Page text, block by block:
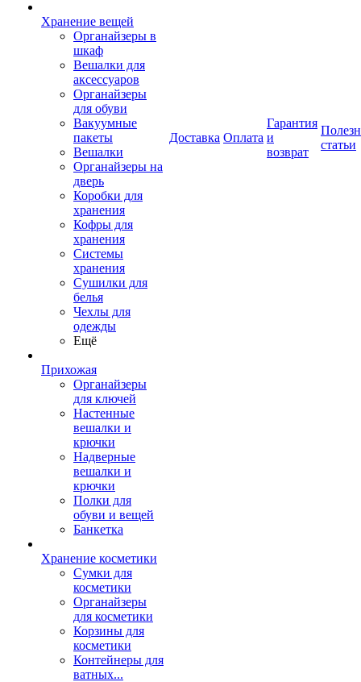
Хранение вещей
Органайзеры в
шкаф
Вешалки для
аксессуаров
Органайзеры
для обуви
Вакуумные
пакеты
Вешалки
Органайзеры на
дверь
Коробки для
хранения
Кофры для
хранения
Системы
хранения
Сушилки для
белья
Чехлы для
одежды
Ещё
Прихожая
Органайзеры
для ключей
Настенные
вешалки и
крючки
Надверные
вешалки и
крючки
Полки для
обуви и вещей
Банкетка
Хранение косметики
Сумки для
косметики
Органайзеры
для косметики
Корзины для
косметики
Контейнеры для
ватных...
Доставка Оплата
Гарантия
и
возврат
статьи